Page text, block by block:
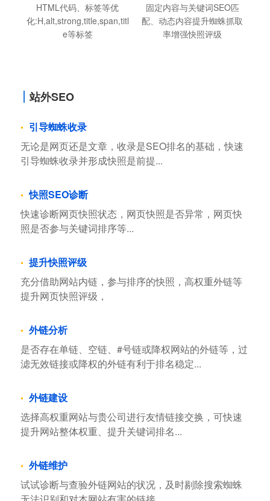
HTML代码、标签等优
化:H,alt,strong,title,span,titl
e等标签
固定内容与关键词SEO匹
配、动态内容提升蜘蛛抓取
率增强快照评级
站外SEO
引导蜘蛛收录
无论是网页还是文章，收录是SEO排名的基础，快速
引导蜘蛛收录并形成快照是前提...
快照SEO诊断
快速诊断网页快照状态，网页快照是否异常，网页快
照是否参与关键词排序等...
提升快照评级
充分借助网站内链，参与排序的快照，高权重外链等
提升网页快照评级，
外链分析
是否存在单链、空链、#号链或降权网站的外链等，过
滤无效链接或降权的外链有利于排名稳定...
外链建设
选择高权重网站与贵公司进行友情链接交换，可快速
提升网站整体权重、提升关键词排名...
外链维护
试试诊断与查验外链网站的状况，及时剔除搜索蜘蛛